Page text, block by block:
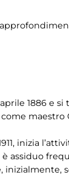
1886 e
inizia
assiduo